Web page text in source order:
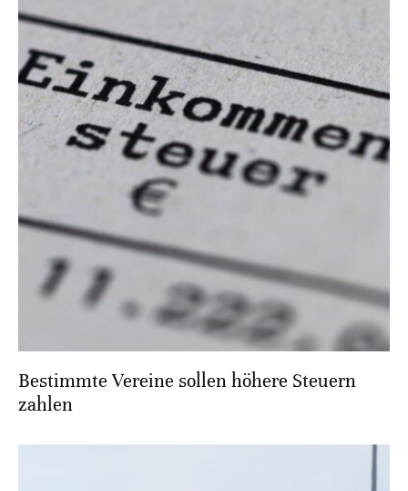
Bestimmte Vereine sollen höhere Steuern
zahlen